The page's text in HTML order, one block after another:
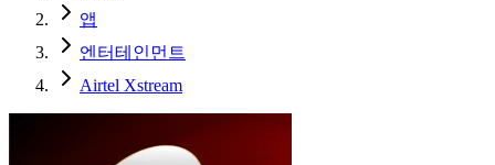
앱
엔터테인먼트
Airtel Xstream